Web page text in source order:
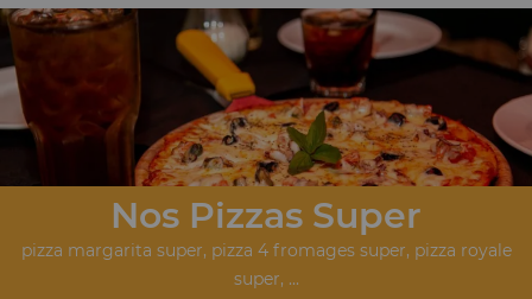
Nos Pizzas Super
pizza margarita super, pizza 4 fromages super, pizza royale
super, ...